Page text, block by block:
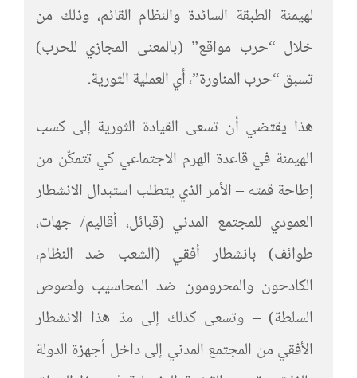
لهيمنة الطبقة السائدة والنظام القائم، وذلك من
خلال “حرب مواقع” (بالمعنى المجازي للحرب)
تسبق “حرب المناورة”، أي العملية الثورية.
هذا يقتضي أن تسعى القيادة الثورية إلى كسب
الهيمنة في قاعدة الهرم الاجتماعي كي تتمكّن من
إطاحة قمته – الأمر الذي يتطلب استبدال الانشطار
العمودي للمجتمع المدني (قبائل، أقاليم/ جهات،
طوائف) بانشطار أفقي (الشعب ضد النظام،
الكادحون والمحرومون ضد المحاسيب ولصوص
السلطة) – وتسعى كذلك إلى مدّ هذا الانشطار
الأفقي من المجتمع المدني إلى داخل أجهزة الدولة